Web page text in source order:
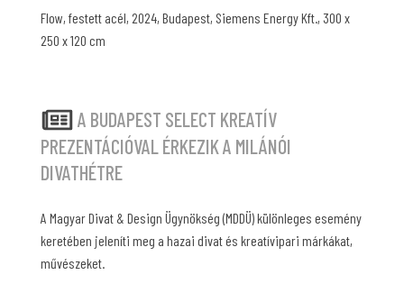
Flow, festett acél, 2024, Budapest, Siemens Energy Kft., 300 x
250 x 120 cm
A BUDAPEST SELECT KREATÍV
PREZENTÁCIÓVAL ÉRKEZIK A MILÁNÓI
DIVATHÉTRE
A Magyar Divat & Design Ügynökség (MDDÜ) különleges esemény
keretében jeleníti meg a hazai divat és kreatívipari márkákat,
művészeket.